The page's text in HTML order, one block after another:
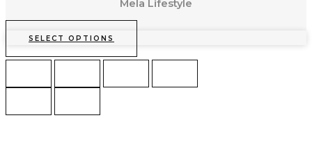
Mela Lifestyle
SELECT OPTIONS